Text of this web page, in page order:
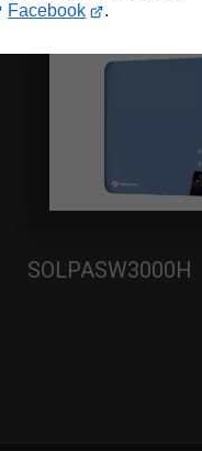
Facebook .
SOLPASW3000H